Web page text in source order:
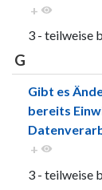
+
3 - teilweise
G
Gibt es
bereits
+
3 - teilweise